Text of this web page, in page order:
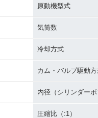
原動機型式
気筒数
冷却方式
カム・バルブ駆動
内径（シリンダー
圧縮比（:1）